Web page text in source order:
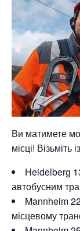
Ви матимете
місці!
Heidelberg
автобусним
Mannheim
місцевому